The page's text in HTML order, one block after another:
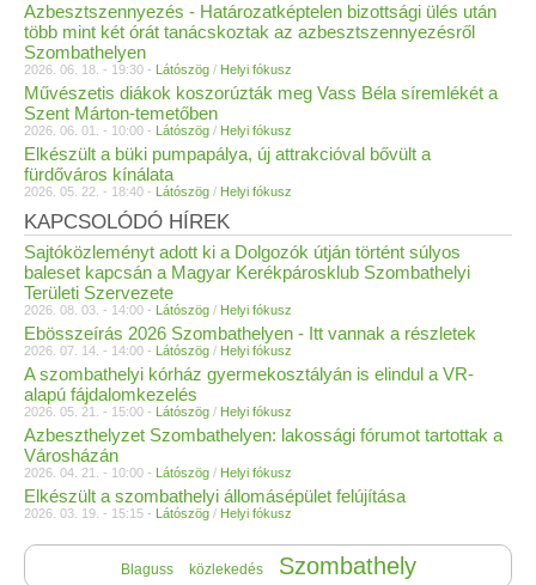
Azbesztszennyezés - Határozatképtelen bizottsági ülés után
több mint két órát tanácskoztak az azbesztszennyezésről
Szombathelyen
2026. 06. 18. - 19:30 - Látószög / Helyi fókusz
Művészetis diákok koszorúzták meg Vass Béla síremlékét a
Szent Márton-temetőben
2026. 06. 01. - 10:00 - Látószög / Helyi fókusz
Elkészült a büki pumpapálya, új attrakcióval bővült a
fürdőváros kínálata
2026. 05. 22. - 18:40 - Látószög / Helyi fókusz
KAPCSOLÓDÓ HÍREK
Sajtóközleményt adott ki a Dolgozók útján történt súlyos
baleset kapcsán a Magyar Kerékpárosklub Szombathelyi
Területi Szervezete
2026. 08. 03. - 14:00 - Látószög / Helyi fókusz
Ebösszeírás 2026 Szombathelyen - Itt vannak a részletek
2026. 07. 14. - 14:00 - Látószög / Helyi fókusz
A szombathelyi kórház gyermekosztályán is elindul a VR-
alapú fájdalomkezelés
2026. 05. 21. - 15:00 - Látószög / Helyi fókusz
Azbeszthelyzet Szombathelyen: lakossági fórumot tartottak a
Városházán
2026. 04. 21. - 10:00 - Látószög / Helyi fókusz
Elkészült a szombathelyi állomásépület felújítása
2026. 03. 19. - 15:15 - Látószög / Helyi fókusz
Blaguss közlekedés Szombathely